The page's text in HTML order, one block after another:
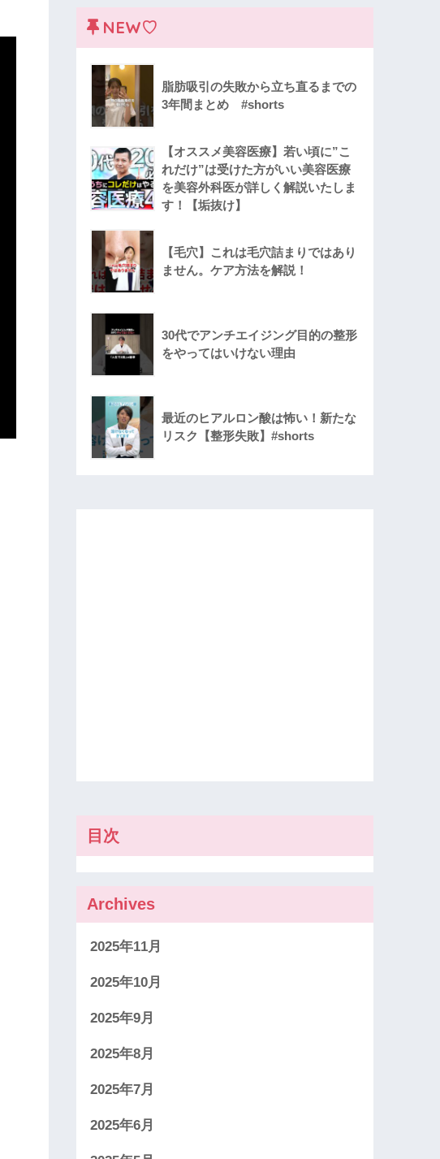
NEW♡
脂肪吸引の失敗から立ち直るまでの
3年間まとめ #shorts
【オススメ美容医療】若い頃に”こ
れだけ”は受けた方がいい美容医療
を美容外科医が詳しく解説いたしま
す！【垢抜け】
【毛穴】これは毛穴詰まりではあり
ません。ケア方法を解説！
30代でアンチエイジング目的の整形
をやってはいけない理由
最近のヒアルロン酸は怖い！新たな
リスク【整形失敗】#shorts
目次
Archives
2025年11月
2025年10月
2025年9月
2025年8月
2025年7月
2025年6月